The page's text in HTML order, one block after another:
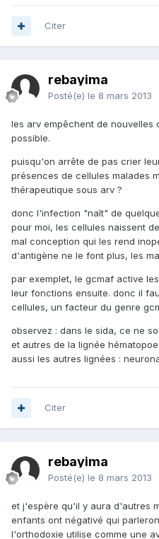
Citer
rebayima
Posté(e) le 8 mars 2013
les arv empêchent de nouvelles
possible.
puisqu'on arrête de pas crier
présences de cellules malades
thérapeutique sous arv ?
donc l'infection "naît" de
pour moi, les cellules naissent
mal conception qui les rend
d'antigène ne le font plus, les
par exemplet, le gcmaf active
leur fonctions ensuite. donc il
cellules, un facteur du genre
observez : dans le sida, ce ne
et autres de la lignée
aussi les autres lignées :
Citer
rebayima
Posté(e) le 8 mars 2013
et j'espère qu'il y aura d'autres
enfants ont négativé qui
l'orthodoxie utilise comme une